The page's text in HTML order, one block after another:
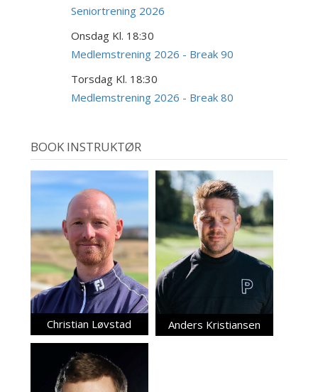
Seniortrening 2026
Onsdag Kl. 18:30
Medlemstrening 2026 - Break 90
Torsdag Kl. 18:30
Medlemstrening 2026 - Break 80
BOOK INSTRUKTØR
Christian Løvstad Anders Kristiansen